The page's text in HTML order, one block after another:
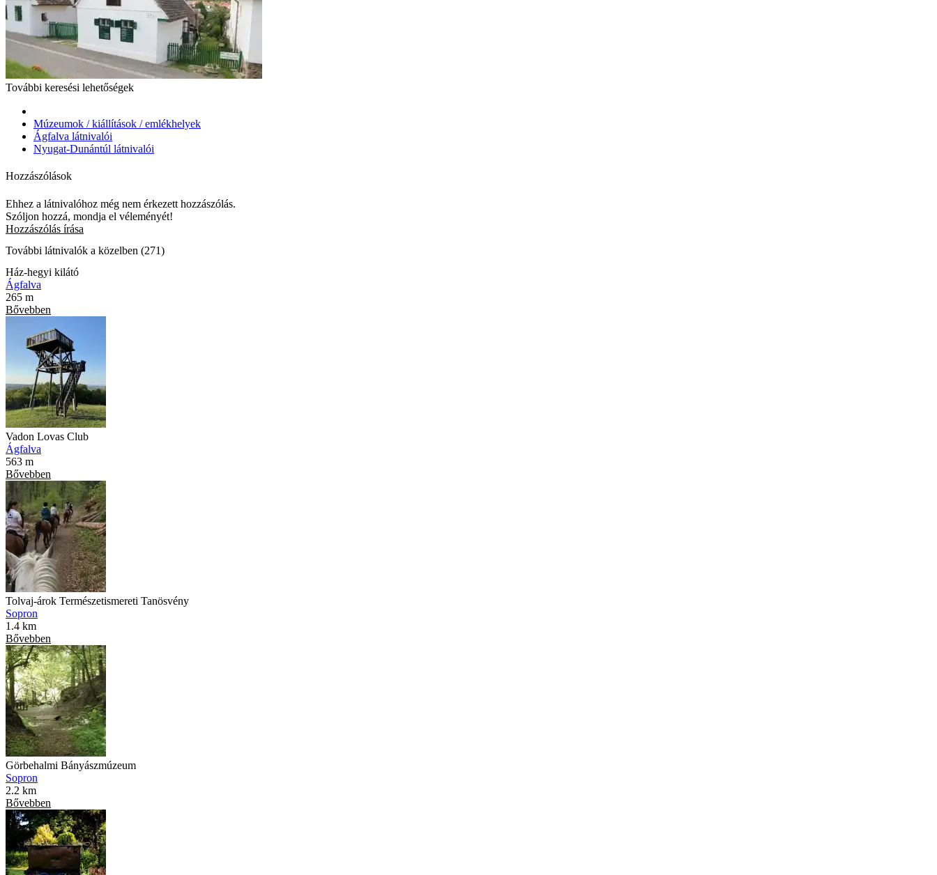
További keresési lehetőségek
Múzeumok / kiállítások / emlékhelyek
Ágfalva látnivalói
Nyugat-Dunántúl látnivalói
Hozzászólások
Ehhez a látnivalóhoz még nem érkezett hozzászólás.
Szóljon hozzá, mondja el véleményét!
Hozzászólás írása
További látnivalók a közelben (271)
Ház-hegyi kilátó
Ágfalva
265 m
Bővebben
Vadon Lovas Club
Ágfalva
563 m
Bővebben
Tolvaj-árok Természetismereti Tanösvény
Sopron
1.4 km
Bővebben
Görbehalmi Bányászmúzeum
Sopron
2.2 km
Bővebben